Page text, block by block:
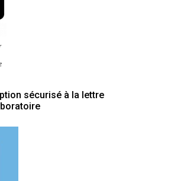
sécurisé à la lettre